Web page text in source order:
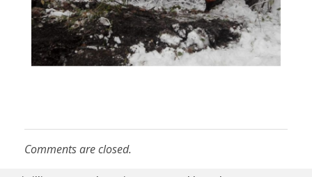
Comments are closed.